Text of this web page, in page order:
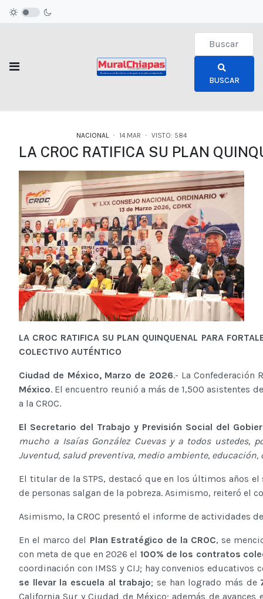
Type 2 or
BUSCAR
NACIONAL 14.MAR VISTO: 584
LA CROC RATIFICA SU PLAN
LA CROC RATIFICA SU PLAN QUINQUENAL PARA
COLECTIVO AUTÉNTICO
Ciudad de México, Marzo de 2026.- La Confederación
México. El encuentro reunió a más de 1,500 asistentes
a la CROC.
El Secretario del Trabajo y Previsión Social del
mucho a Isaías González Cuevas y a todos ustedes,
Juventud, salud preventiva, medio ambiente,
El titular de la STPS, destacó que en los últimos años
de personas salgan de la pobreza. Asimismo, reiteró el
Asimismo, la CROC presentó el informe de actividades
En el marco del Plan Estratégico de la CROC, se
con meta de que en 2026 el 100% de los contratos
coordinación con IMSS y CIJ; hay convenios educativos
se llevar la escuela al trabajo; se han logrado más de
California Sur y Ciudad de México; además de